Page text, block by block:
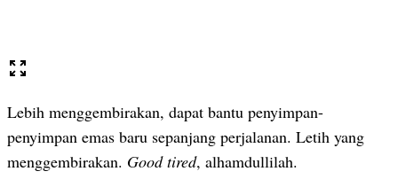
Lebih menggembirakan, dapat bantu penyimpan-
penyimpan emas baru sepanjang perjalanan. Letih yang
menggembirakan. Good tired, alhamdullilah.